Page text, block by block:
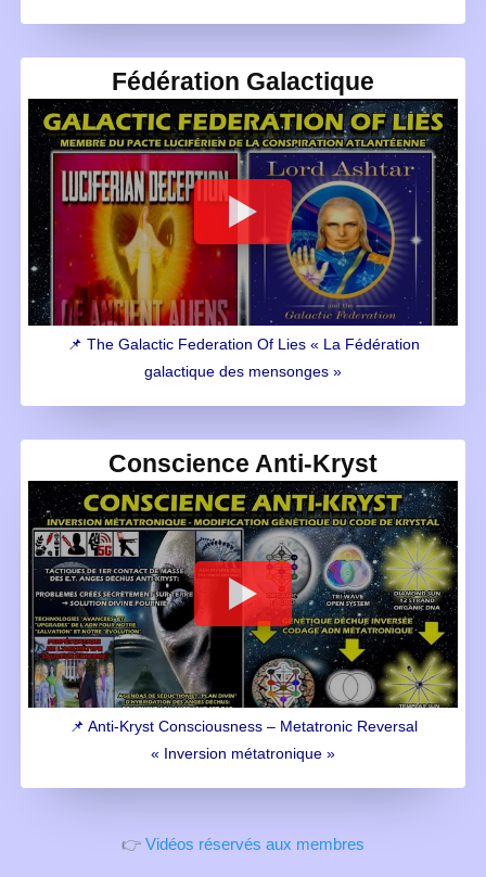
Fédération Galactique
📌 The Galactic Federation Of Lies « La Fédération
galactique des mensonges »
Conscience Anti-Kryst
📌 Anti-Kryst Consciousness – Metatronic Reversal
« Inversion métatronique »
👉 Vidéos réservés aux membres